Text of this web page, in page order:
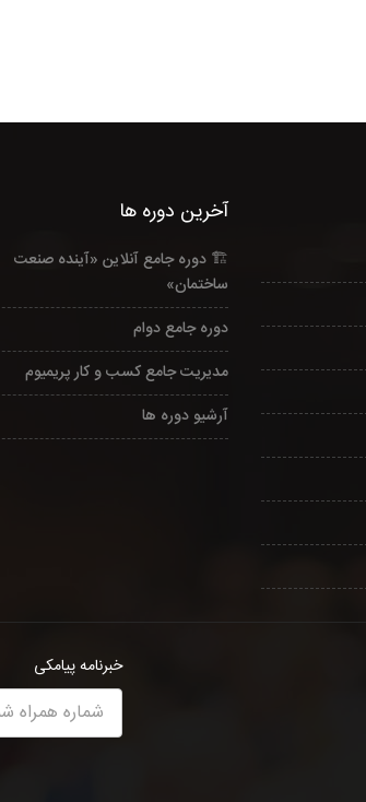
آخرین دوره ها
🏗️ دوره جامع آنلاین «آینده صنعت
ساختمان»
دوره جامع دوام
مدیریت جامع کسب و کار پریمیوم
آرشیو دوره ها
خبرنامه پیامکی